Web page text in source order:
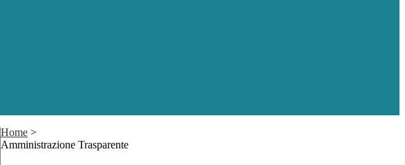
Home >
Amministrazione Trasparente